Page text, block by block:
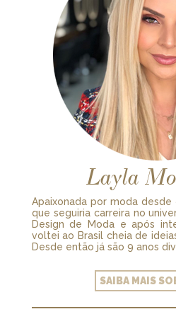
Layla
Apaixonada por moda desde
que seguiria carreira no
Design de Moda e após
voltei ao Brasil cheia de
Desde então já são 9 anos
SAIBA MAIS